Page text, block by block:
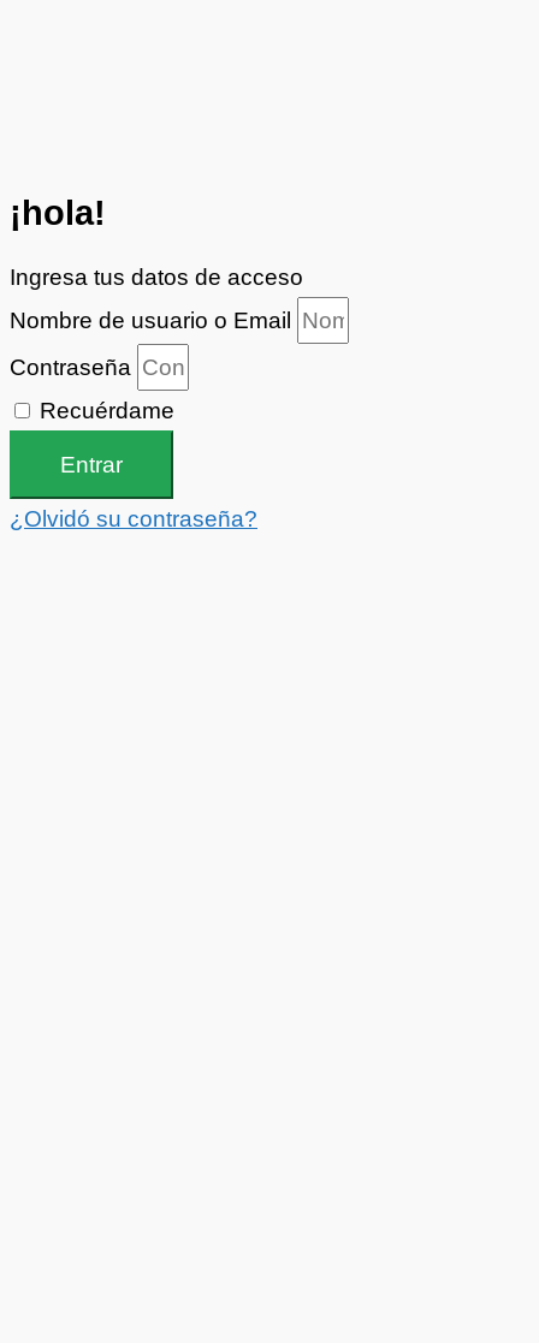
¡hola!
Ingresa tus datos de acceso
Nombre de usuario o Email
Contraseña
Recuérdame
Entrar
¿Olvidó su contraseña?